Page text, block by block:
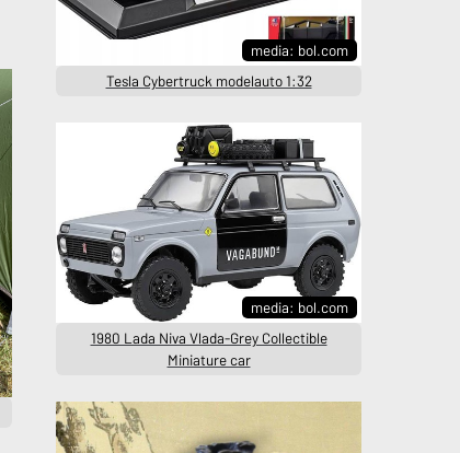
media: bol.com
Tesla Cybertruck modelauto 1:32
media: bol.com
1980 Lada Niva Vlada-Grey Collectible
Miniature car